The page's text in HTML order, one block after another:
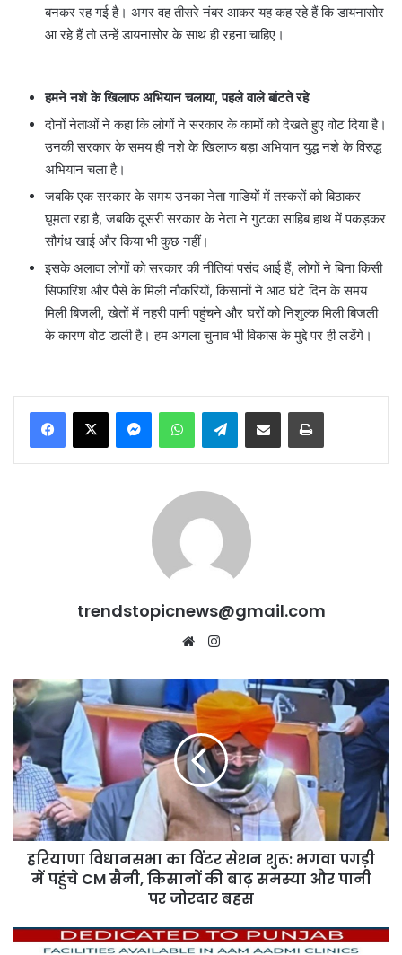
बनकर रह गई है। अगर वह तीसरे नंबर आकर यह कह रहे हैं कि डायनासोर
आ रहे हैं तो उन्हें डायनासोर के साथ ही रहना चाहिए।
हमने नशे के खिलाफ अभियान चलाया, पहले वाले बांटते रहे
दोनों नेताओं ने कहा कि लोगों ने सरकार के कामों को देखते हुए वोट दिया है।
उनकी सरकार के समय ही नशे के खिलाफ बड़ा अभियान युद्ध नशे के विरुद्ध
अभियान चला है।
जबकि एक सरकार के समय उनका नेता गाडियों में तस्करों को बिठाकर
घूमता रहा है, जबकि दूसरी सरकार के नेता ने गुटका साहिब हाथ में पकड़कर
सौगंध खाई और किया भी कुछ नहीं।
इसके अलावा लोगों को सरकार की नीतियां पसंद आई हैं, लोगों ने बिना किसी
सिफारिश और पैसे के मिली नौकरियों, किसानों ने आठ घंटे दिन के समय
मिली बिजली, खेतों में नहरी पानी पहुंचने और घरों को निशुल्क मिली बिजली
के कारण वोट डाली है। हम अगला चुनाव भी विकास के मुद्दे पर ही लडेंगे।
MessengerWhatsAppTelegramShare via Email Print
trendstopicnews@gmail.com
Website
हरियाणा
विधानसभा
विंटर
सेशन
शुरू:
भगवा
पगड़ी
में
पहुंचे
की
हरियाणा विधानसभा का विंटर सेशन शुरू: भगवा पगड़ी
में पहुंचे CM सैनी, किसानों की बाढ़ समस्या और पानी
पर जोरदार बहस